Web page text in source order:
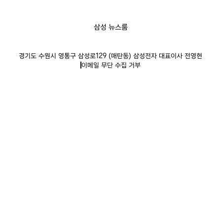
삼성 뉴스룸
경기도 수원시 영통구 삼성로129 (매탄동) 삼성전자 대표이사 전영현
이메일 무단 수집 거부